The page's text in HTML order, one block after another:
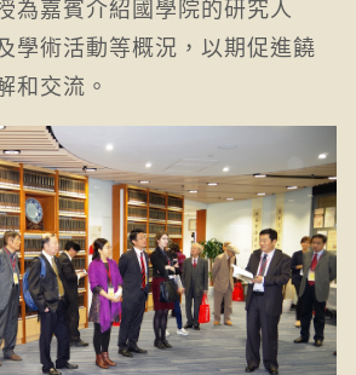
為嘉賓介紹國學院的研究人
學術活動等概況，以期促進饒
和交流。